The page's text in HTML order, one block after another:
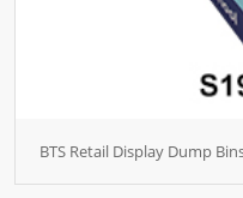
BTS Retail Display Dump